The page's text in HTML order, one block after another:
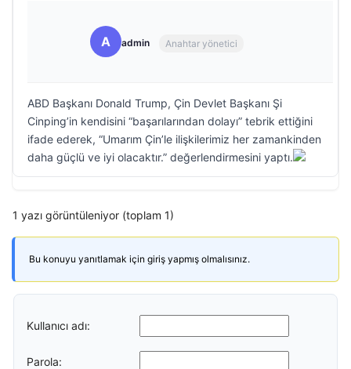
A admin Anahtar yönetici
ABD Başkanı Donald Trump, Çin Devlet Başkanı Şi
Cinping’in kendisini “başarılarından dolayı” tebrik ettiğini
ifade ederek, “Umarım Çin’le ilişkilerimiz her zamankinden
daha güçlü ve iyi olacaktır.” değerlendirmesini yaptı.
1 yazı görüntüleniyor (toplam 1)
Bu konuyu yanıtlamak için giriş yapmış olmalısınız.
Kullanıcı adı:
Parola: